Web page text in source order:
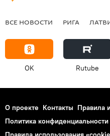
ВСЕ НОВОСТИ РИГА
OK Rutube
О проекте Контакты Правила
Политика конфиденциальности